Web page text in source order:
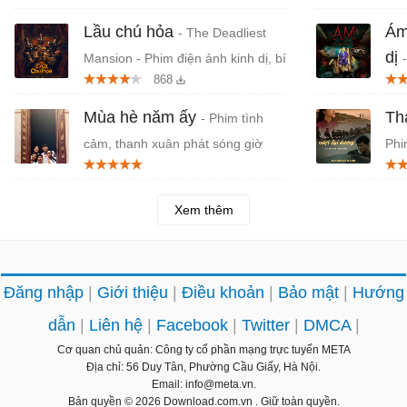
Lầu chú hỏa - The Deadliest
Mansion - Phim điện ảnh kinh dị, bí
ẩn Việt Nam868
Mùa hè năm ấy - Phim tình
cảm, thanh xuân phát sóng giờ
vàng VTV3
dị
về
Xem thêm
Đăng nhập Giới thiệu Điều khoản Bảo mật
Hướng
dẫn
Liên hệ Facebook Twitter DMCA
Cơ quan chủ quản: Công ty cổ phần mạng trực tuyến META
Địa chỉ: 56 Duy Tân, Phường Cầu Giấy, Hà Nội.
Email: info@meta.vn.
Bản quyền © 2026 Download.com.vn . Giữ toàn quyền.